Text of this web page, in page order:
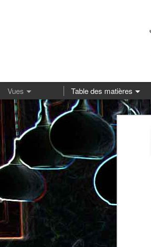
Pizza à la mozzarella et à la
13